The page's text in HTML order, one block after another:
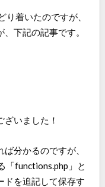
着いたのですが、
下記の記事です。
いました！
分かるのですが、
「functions.php」と
ドを追記して保存す